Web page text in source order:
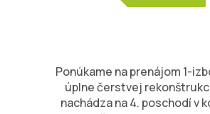
Ponúkame na prenájom 1-
úplne čerstvej
nachádza na 4. poschodí v